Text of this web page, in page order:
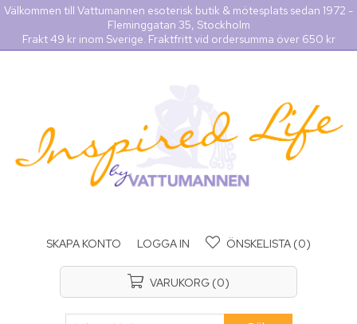
Välkommen till Vattumannen esoterisk butik & mötesplats sedan 1972 -
Fleminggatan 35, Stockholm
Frakt 49 kr inom Sverige. Fraktfritt vid ordersumma över 650 kr
SKAPA KONTO LOGGA IN ÖNSKELISTA (0)
VARUKORG (0)